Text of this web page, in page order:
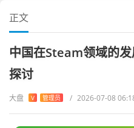
正文
中国在Steam领域的
探讨
大盘 V 管理员 / 2026-07-08